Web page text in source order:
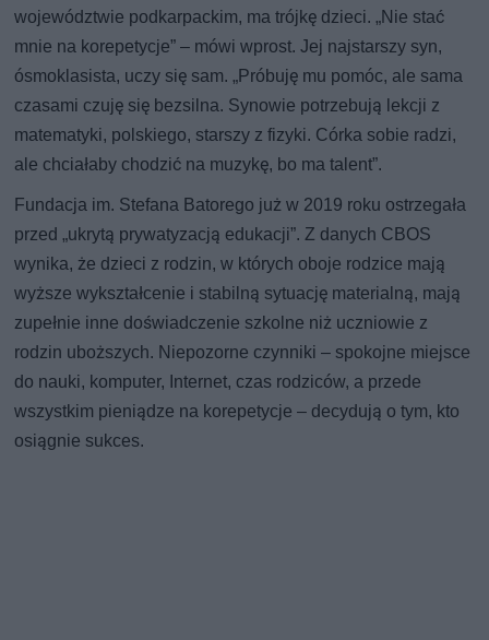
województwie podkarpackim, ma trójkę dzieci. „Nie stać
mnie na korepetycje” – mówi wprost. Jej najstarszy syn,
ósmoklasista, uczy się sam. „Próbuję mu pomóc, ale sama
czasami czuję się bezsilna. Synowie potrzebują lekcji z
matematyki, polskiego, starszy z fizyki. Córka sobie radzi,
ale chciałaby chodzić na muzykę, bo ma talent”.
Fundacja im. Stefana Batorego już w 2019 roku ostrzegała
przed „ukrytą prywatyzacją edukacji”. Z danych CBOS
wynika, że dzieci z rodzin, w których oboje rodzice mają
wyższe wykształcenie i stabilną sytuację materialną, mają
zupełnie inne doświadczenie szkolne niż uczniowie z
rodzin uboższych. Niepozorne czynniki – spokojne miejsce
do nauki, komputer, Internet, czas rodziców, a przede
wszystkim pieniądze na korepetycje – decydują o tym, kto
osiągnie sukces.